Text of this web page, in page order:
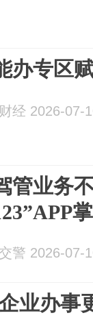
办专区
经 2026-07-
管业务
警 2026-07-
业办事